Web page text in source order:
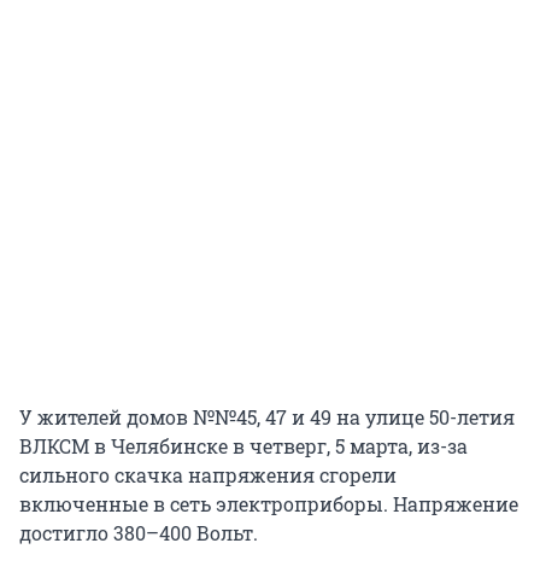
У жителей домов №№45, 47 и 49 на улице 50-летия
ВЛКСМ в Челябинске в четверг, 5 марта, из-за
сильного скачка напряжения сгорели
включенные в сеть электроприборы. Напряжение
достигло 380–400 Вольт.